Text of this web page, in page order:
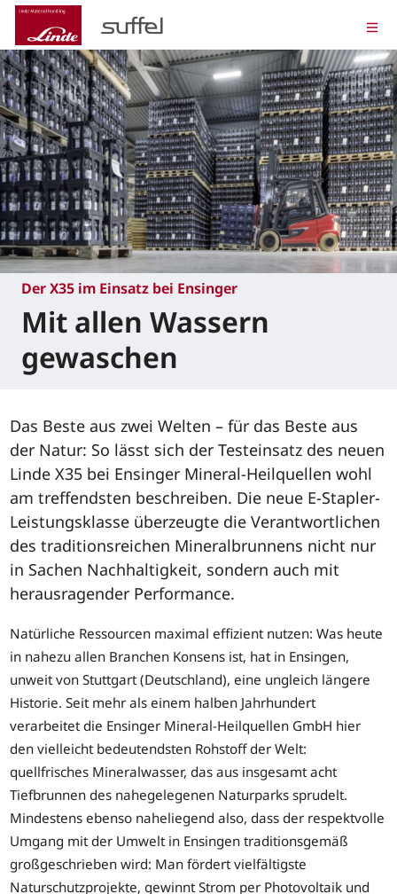
Der X35 im Einsatz bei Ensinger
Mit allen Wassern
gewaschen
Das Beste aus zwei Welten – für das Beste aus
der Natur: So lässt sich der Testeinsatz des neuen
Linde X35 bei Ensinger Mineral-Heilquellen wohl
am treffendsten beschreiben. Die neue E-Stapler-
Leistungsklasse überzeugte die Verantwortlichen
des traditionsreichen Mineralbrunnens nicht nur
in Sachen Nachhaltigkeit, sondern auch mit
herausragender Performance.
Natürliche Ressourcen maximal effizient nutzen: Was heute
in nahezu allen Branchen Konsens ist, hat in Ensingen,
unweit von Stuttgart (Deutschland), eine ungleich längere
Historie. Seit mehr als einem halben Jahrhundert
verarbeitet die Ensinger Mineral-Heilquellen GmbH hier
den vielleicht bedeutendsten Rohstoff der Welt:
quellfrisches Mineralwasser, das aus insgesamt acht
Tiefbrunnen des nahegelegenen Naturparks sprudelt.
Mindestens ebenso naheliegend also, dass der respektvolle
Umgang mit der Umwelt in Ensingen traditionsgemäß
großgeschrieben wird: Man fördert vielfältigste
Naturschutzprojekte, gewinnt Strom per Photovoltaik und